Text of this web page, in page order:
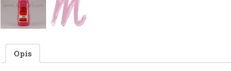
Opis